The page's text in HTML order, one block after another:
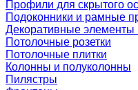
Профили для скрытого
Подоконники и рамные
Декоративные элементы
Потолочные розетки
Потолочные плитки
Колонны и полуколонны
Пилястры